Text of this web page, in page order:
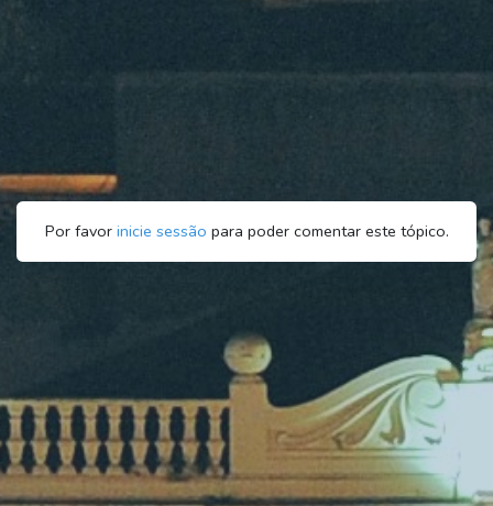
Por favor inicie sessão para poder comentar este tópico.